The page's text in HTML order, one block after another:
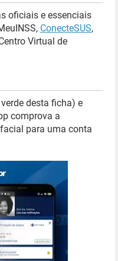
oficiais e essenciais
ConecteSUS,
Virtual de
desta ficha) e
comprova a
para uma conta